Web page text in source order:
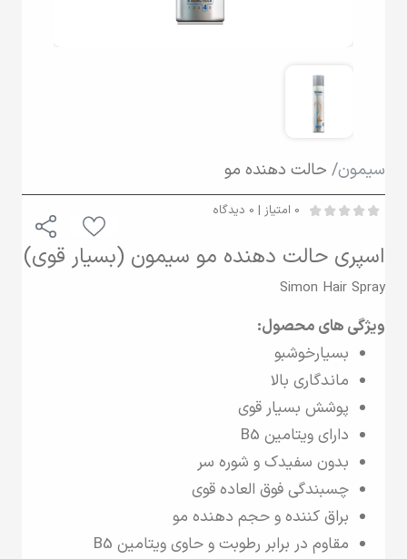
سیمون/ حالت دهنده مو
0 امتیاز | 0 دیدگاه
اسپری حالت دهنده مو سیمون (بسیار قوی)
Simon Hair Spray
ویژگی های محصول:
بسیارخوشبو
ماندگاری بالا
پوشش بسیار قوی
دارای ویتامین B5
بدون سفیدک و شوره سر
چسبندگی فوق العاده قوی
براق کننده و حجم دهنده مو
مقاوم در برابر رطوبت و حاوی ویتامین B5